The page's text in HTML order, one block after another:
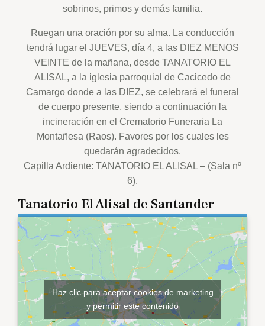
sobrinos, primos y demás familia.
Ruegan una oración por su alma. La conducción
tendrá lugar el JUEVES, día 4, a las DIEZ MENOS
VEINTE de la mañana, desde TANATORIO EL
ALISAL, a la iglesia parroquial de Cacicedo de
Camargo donde a las DIEZ, se celebrará el funeral
de cuerpo presente, siendo a continuación la
incineración en el Crematorio Funeraria La
Montañesa (Raos). Favores por los cuales les
quedarán agradecidos.
Capilla Ardiente: TANATORIO EL ALISAL – (Sala nº
6).
Tanatorio El Alisal de Santander
Haz clic para aceptar cookies de marketing
y permitir este contenido